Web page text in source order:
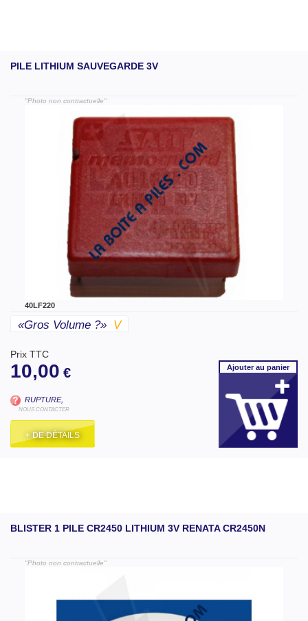
PILE LITHIUM SAUVEGARDE 3V
"Photo non contractuelle"
40LF220
«gros Volume ?» V
Prix TTC
10,00 €
RUPTURE,
NOUS CONTACTER
+ DE DÉTAILS
Ajouterau panier
BLISTER 1 PILE CR2450 LITHIUM 3V RENATA CR2450N
"Photo non contractuelle"